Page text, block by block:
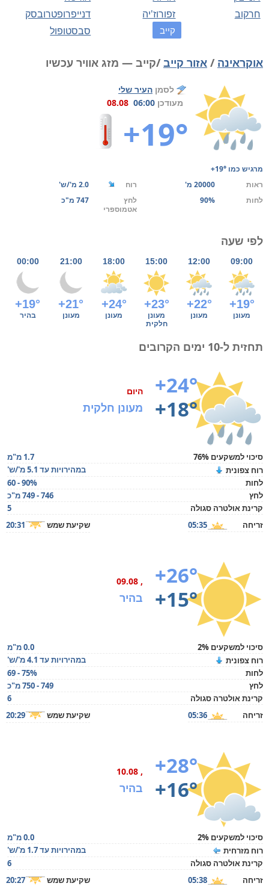
דנייפרופטרובסק
זפורוז'יה
חרקוב
סבסטופול
קייב
אוקראינה / אזור קייב/קייב — מזג אוויר עכשיו
לסמן העיר שלי
מעודכן 06:00
08.08
+19°
מרגיש כמו +19°
ראות
20000 מ' רוח
2.0 מ'/ש'
לחות
90%
לחץ
אטמוספרי
747 מ"כ
לפי שעה
09:00
12:00
15:00
18:00
21:00
00:00
+19°
+22°
+23°
+24°
+21°
+19°
מעונן מעונן
מעונן
חלקית
מעונן מעונן בהיר
תחזית ל-10 ימים הקרובים
+24°
+18°
היום
מעונן חלקית
סיכוי למשקעים 76%
1.7 מ"מ
רוח צפונית
במהירויות עד 5.1 מ'/ש'
לחות
60 - 90%
לחץ
746 - 749 מ"כ
קרינת אולטרה סגולה
5
זריחה
05:35 שקיעת שמש 20:31
+26°
+15°
, 09.08
בהיר
סיכוי למשקעים 2%
0.0 מ"מ
רוח צפונית
במהירויות עד 4.1 מ'/ש'
לחות
69 - 75%
לחץ
749 - 750 מ"כ
קרינת אולטרה סגולה
6
זריחה
05:36 שקיעת שמש 20:29
+28°
+16°
, 10.08
בהיר
סיכוי למשקעים 2%
0.0 מ"מ
רוח מזרחית
במהירויות עד 1.7 מ'/ש'
קרינת אולטרה סגולה
6
זריחה
05:38 שקיעת שמש 20:27